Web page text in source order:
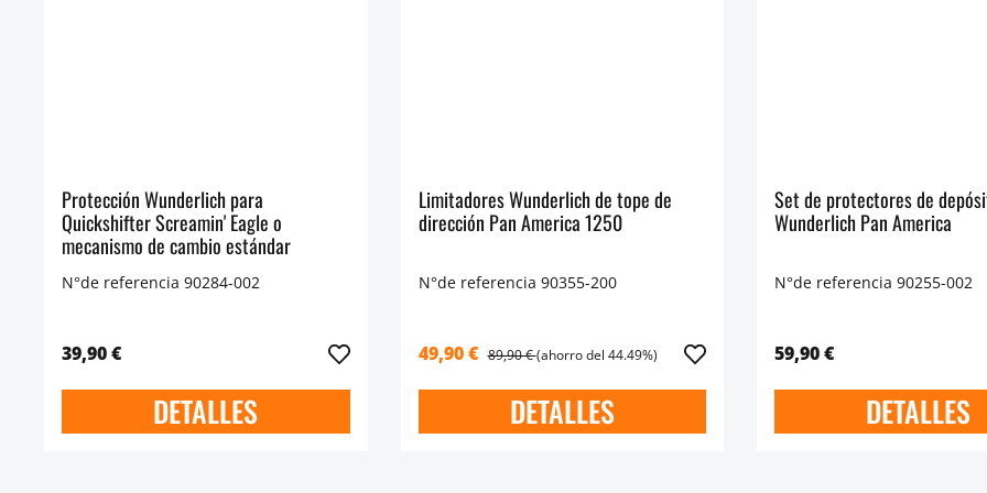
Protección Wunderlich para
Quickshifter Screamin' Eagle o
mecanismo de cambio estándar
N°de referencia 90284-002
39,90 €
DETALLES
Limitadores Wunderlich de tope de
dirección Pan America 1250
N°de referencia 90355-200
49,90 € 89,90 €(ahorro del 44.49%)
DETALLES
Set de protectores de
Wunderlich Pan America
N°de referencia 90255-002
59,90 €
DETALLES